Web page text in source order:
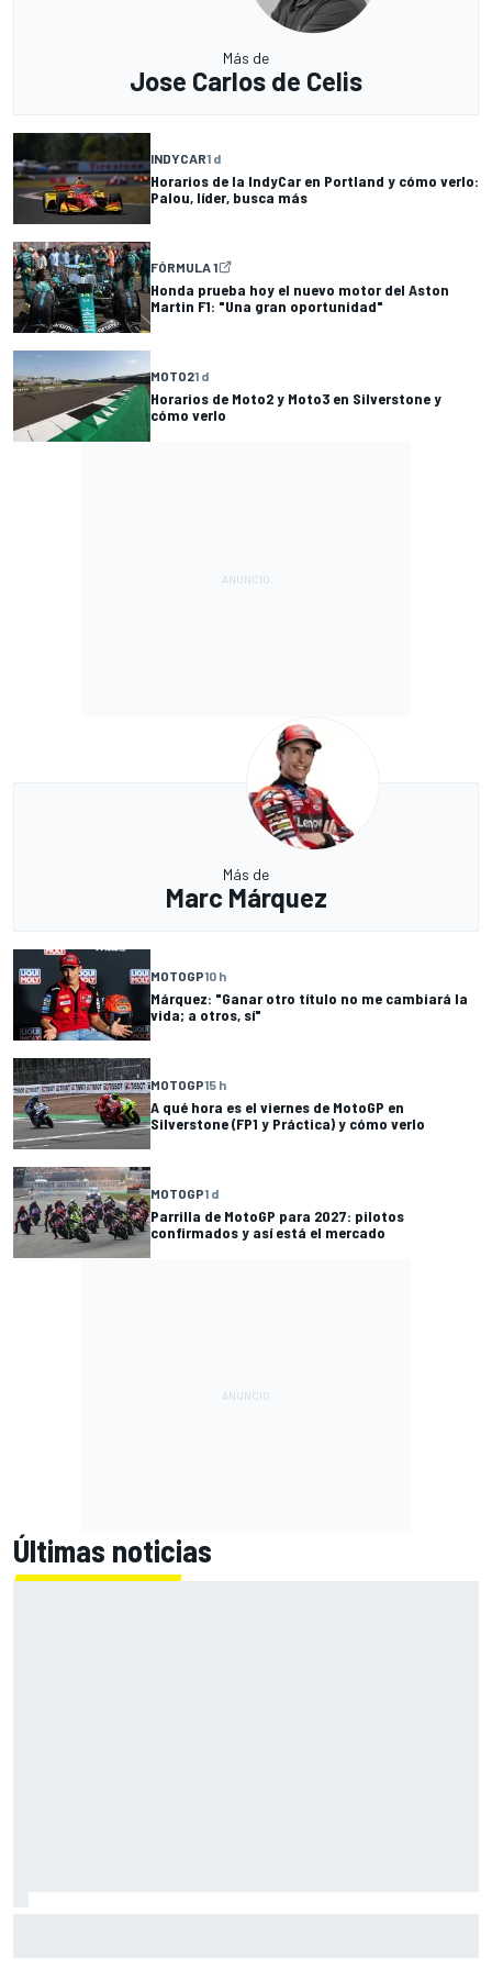
Más de
Jose Carlos de Celis
INDYCAR1 d
Horarios de la IndyCar en Portland y cómo verlo:
Palou, líder, busca más
FÓRMULA 1
Honda prueba hoy el nuevo motor del Aston
Martin F1: "Una gran oportunidad"
MOTO21 d
Horarios de Moto2 y Moto3 en Silverstone y
cómo verlo
Más de
Marc Márquez
MOTOGP10 h
Márquez: "Ganar otro título no me cambiará la
vida; a otros, sí"
MOTOGP15 h
A qué hora es el viernes de MotoGP en
Silverstone (FP1 y Práctica) y cómo verlo
MOTOGP1 d
Parrilla de MotoGP para 2027: pilotos
confirmados y así está el mercado
Últimas noticias